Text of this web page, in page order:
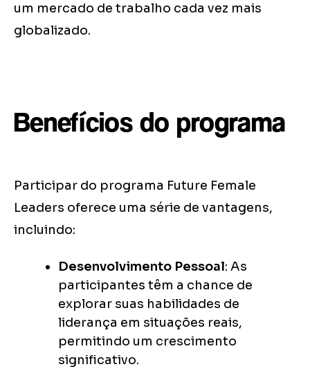
um mercado de trabalho cada vez mais
globalizado.
Benefícios do programa
Participar do programa Future Female
Leaders oferece uma série de vantagens,
incluindo:
Desenvolvimento Pessoal: As
participantes têm a chance de
explorar suas habilidades de
liderança em situações reais,
permitindo um crescimento
significativo.